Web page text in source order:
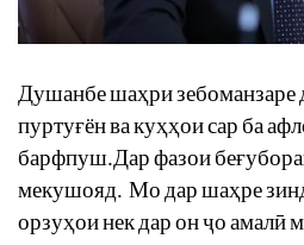
Душанбешаҳризебоманзаре
пуртуғёнвакуҳҳоисарба
барфпуш.Дарфазоибеғ
мекушояд. Мо даршаҳре
орзуҳоинекдаронҷоамалӣ